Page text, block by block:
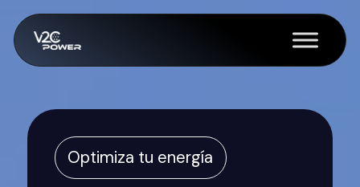
contenido
Optimiza tu energía